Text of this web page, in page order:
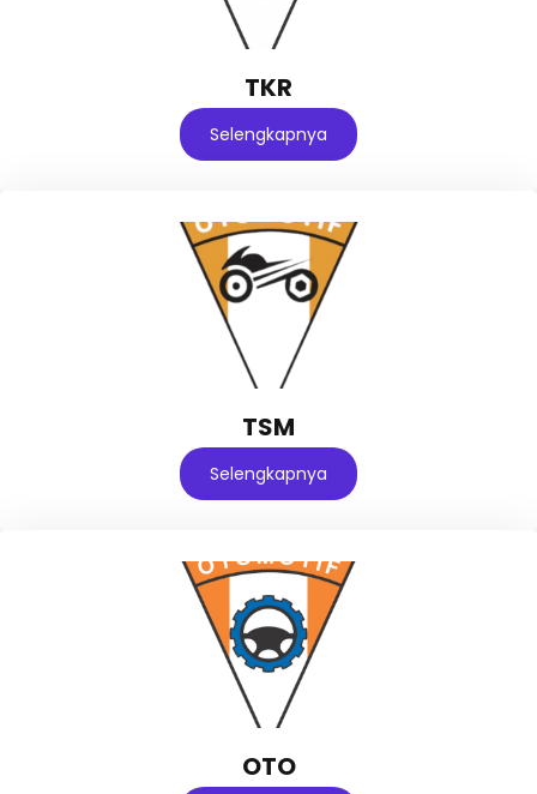
TKR
Selengkapnya
TSM
Selengkapnya
OTO